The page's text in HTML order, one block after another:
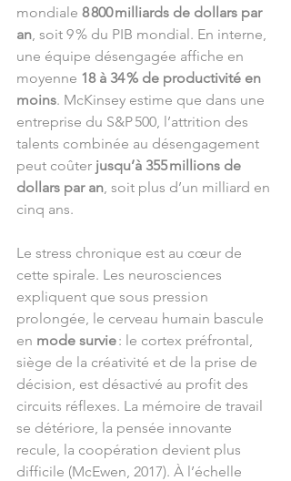
mondiale 8 800 milliards de dollars par
an , soit 9 % du PIB mondial. En interne,
une équipe désengagée affiche en
moyenne 18 à 34 % de productivité en
moins. McKinsey estime que dans une
entreprise du S&P 500, l’attrition des
talents combinée au désengagement
peut coûter jusqu’à 355 millions de
dollars par an , soit plus d’un milliard en
cinq ans.
Le stress chronique est au cœur de
cette spirale. Les neurosciences
expliquent que sous pression
prolongée, le cerveau humain bascule
en mode survie : le cortex préfrontal,
siège de la créativité et de la prise de
décision, est désactivé au profit des
circuits réflexes. La mémoire de travail
se détériore, la pensée innovante
recule, la coopération devient plus
difficile (McEwen, 2017). À l’échelle